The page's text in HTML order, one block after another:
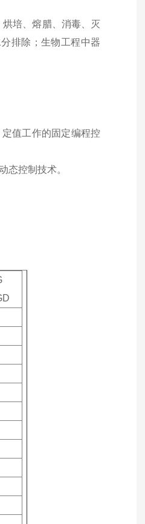
培、熔腊、消毒、灭
排除；生物工程中器
值工作的固定编程控
态控制技术。